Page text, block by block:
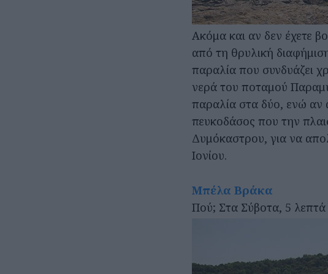
Ακόμα και αν δεν έχετε
από τη θρυλική
παραλία που συνδυάζει
νερά του ποταμού
παραλία στα δύο, ενώ αν
πευκοδάσος που την
Δυμόκαστρου, για να
Ιονίου.
Μπέλα Βράκα
Πού; Στα Σύβοτα, 5